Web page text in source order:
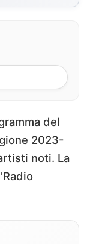
del
2023-
noti. La